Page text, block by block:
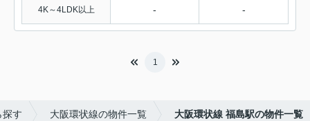
4K～4LDK以上 - -
1
探す 大阪環状線の物件一覧 大阪環状線 福島駅の物件一覧